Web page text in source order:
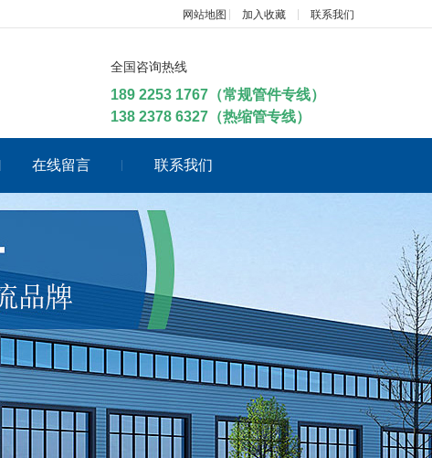
网站地图 加入收藏 联系我们
全国咨询热线
189 2253 1767（常规管件专线）
138 2378 6327（热缩管专线）
在线留言 联系我们